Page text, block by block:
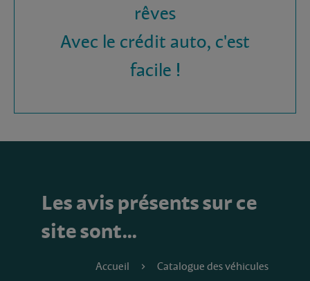
rêves
Avec le crédit auto, c'est
facile !
Les avis présents sur ce
site sont…
Accueil Catalogue des véhicules